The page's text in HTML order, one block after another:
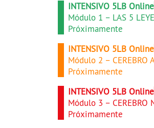
INTENSIVO 5LB
Módulo 1 – LAS 5
Próximamente
INTENSIVO 5LB
Módulo 2 – CEREBRO
Próximamente
INTENSIVO 5LB
Módulo 3 – CEREBRO
Próximamente